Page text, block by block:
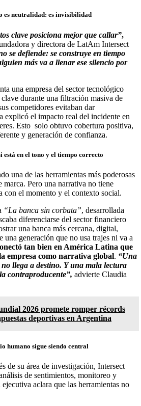
es neutralidad: es invisibilidad
clave posiciona mejor que callar”,
y directora de LatAm Intersect
se defiende: se construye en tiempo
más va a llenar ese silencio por
una empresa del sector tecnológico
durante una filtración masiva de
competidores evitaban dar
explicó el impacto real del incidente en
Esto solo obtuvo cobertura positiva,
y generación de confianza.
en el tono y el tiempo correcto
una de las herramientas más poderosas
marca. Pero una narrativa no tiene
con el momento y el contexto social.
“La banca sin corbata”, desarrollada
diferenciarse del sector financiero
una banca más cercana, digital,
una generación que no usa trajes ni va a
tan bien en América Latina que
empresa como narrativa global. “Una
llega a destino. Y una mala lectura
contraproducente”, advierte Claudia
2026 promete romper récords
deportivas en Argentina
humano sigue siendo central
de su área de investigación, Intersect
de sentimientos, monitoreo y
aclara que las herramientas no